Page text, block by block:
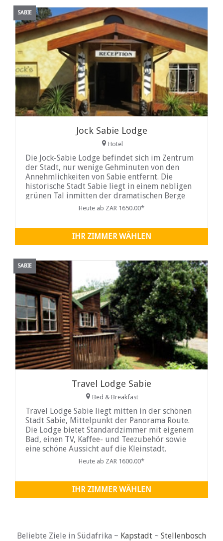
SABIE
Jock Sabie Lodge
Hotel
Die Jock-Sabie Lodge befindet sich im Zentrum
der Stadt, nur wenige Gehminuten von den
Annehmlichkeiten von Sabie entfernt. Die
historische Stadt Sabie liegt in einem nebligen
grünen Tal inmitten der dramatischen Berge
von MpumalangaHeute ab ZAR 1650.00*
IHR ZIMMER WÄHLEN
SABIE
Travel Lodge Sabie
Bed & Breakfast
Travel Lodge Sabie liegt mitten in der schönen
Stadt Sabie, Mittelpunkt der Panorama Route.
Die Lodge bietet Standardzimmer mit eigenem
Bad, einen TV, Kaffee- und Teezubehör sowie
eine schöne Aussicht auf die Kleinstadt.
Heute ab ZAR 1600.00*
IHR ZIMMER WÄHLEN
Beliebte Ziele in Südafrika ~ Kapstadt ~ Stellenbosch